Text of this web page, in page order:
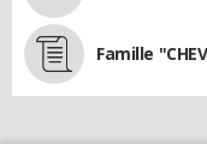
Famille